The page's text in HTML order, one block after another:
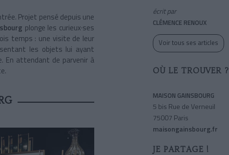
Projet pensé depuis une
plonge les curieux·ses
temps : une visite de leur
les objets lui ayant
En attendant de parvenir à
écrit par
CLÉMENCE RENOUX
Voir tous ses articles
OÙ LE TROUVER ?
MAISON GAINSBOURG
5 bis Rue de Verneuil
75007 Paris
maisongainsbourg.fr
JE PARTAGE !